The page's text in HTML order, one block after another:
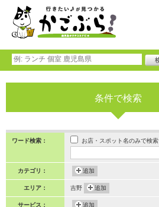
条件で検索
ワード検索： お店・スポット名のみで検索
カテゴリ： 追加
エリア： 吉野 追加
サービス： 追加